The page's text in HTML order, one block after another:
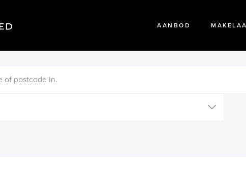
AANBOD